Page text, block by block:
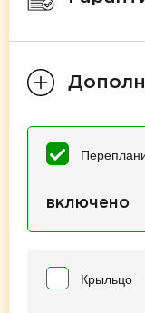
включено
Крыльцо